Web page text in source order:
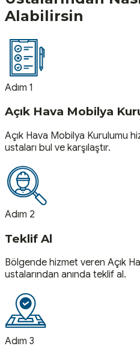
Alabilirsin
Adım 1
Açık Hava Mobilya
Açık Hava Mobilya Kurulumu
ustaları bul ve karşılaştır.
Adım 2
Teklif Al
Bölgende hizmet veren Açık
ustalarından anında teklif al.
Adım 3